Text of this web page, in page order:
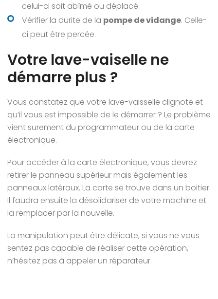
celui-ci soit abîmé ou déplacé.
Vérifier la durite de la pompe de vidange. Celle-
ci peut être percée.
Votre lave-vaiselle ne
démarre plus ?
Vous constatez que votre lave-vaisselle clignote et
qu’il vous est impossible de le démarrer ? Le problème
vient surement du programmateur ou de la carte
électronique.
Pour accéder à la carte électronique, vous devrez
retirer le panneau supérieur mais également les
panneaux latéraux. La carte se trouve dans un boitier.
Il faudra ensuite la désolidariser de votre machine et
la remplacer par la nouvelle.
La manipulation peut être délicate, si vous ne vous
sentez pas capable de réaliser cette opération,
n’hésitez pas à appeler un réparateur.